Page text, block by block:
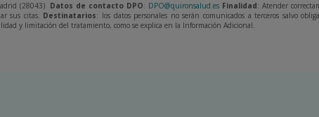
(28043) Datos de contacto DPO: DPO@quironsalud.es Finalidad: Atender
sus citas. Destinatarios: los datos personales no serán comunicados a terceros salvo
y limitación del tratamiento, como se explica en la Información Adicional.